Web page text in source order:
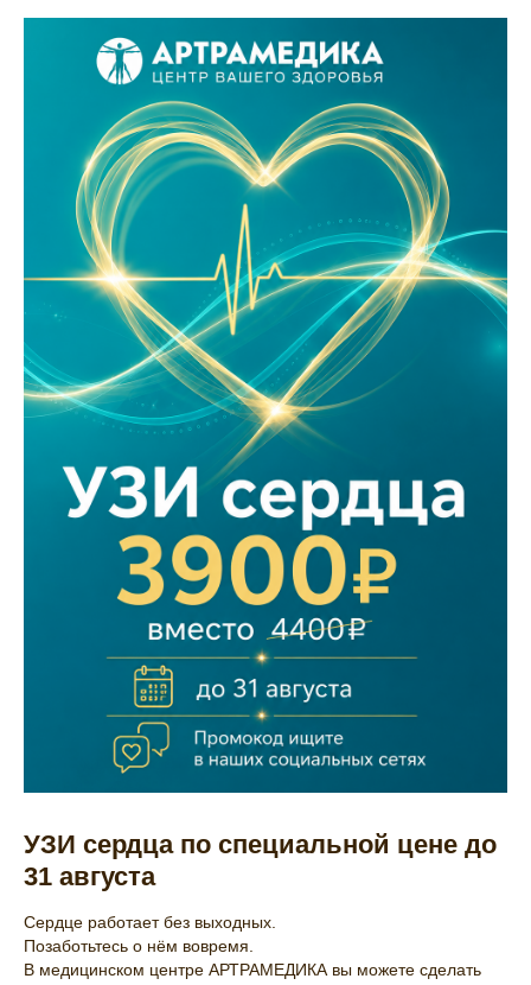
УЗИ сердца по специальной цене до
31 августа
Сердце работает без выходных.
Позаботьтесь о нём вовремя.
В медицинском центре АРТРАМЕДИКА вы можете сделать